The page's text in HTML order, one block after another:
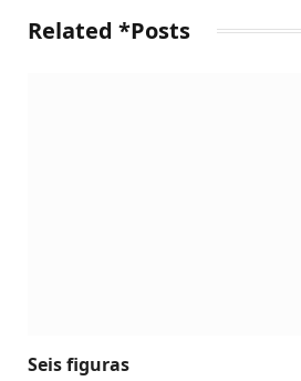
Related *Posts
Seis figuras